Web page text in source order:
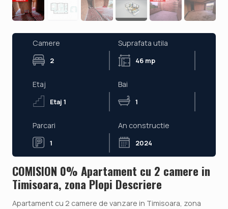
Camere
2
Suprafata utila
46 mp
Etaj
Etaj 1
Bai
1
Parcari
1
An constructie
2024
COMISION 0% Apartament cu 2 camere in
Timisoara, zona Plopi Descriere
Apartament cu 2 camere de vanzare in Timisoara, zona